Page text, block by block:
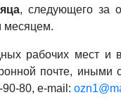
, следующего за
месяцем.
рабочих мест и
почте, иными
80, e-mail: